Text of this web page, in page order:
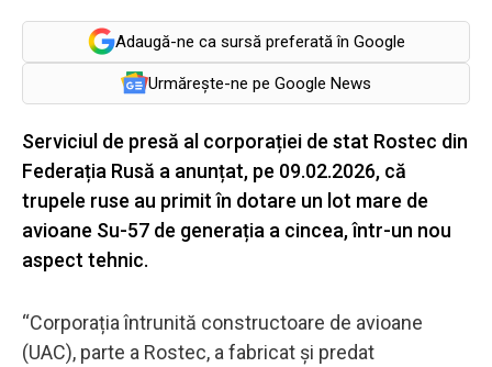
Adaugă-ne ca sursă preferată în Google
Urmărește-ne pe Google News
Serviciul de presă al corporației de stat Rostec din
Federația Rusă a anunțat, pe 09.02.2026, că
trupele ruse au primit în dotare un lot mare de
avioane Su-57 de generația a cincea, într-un nou
aspect tehnic.
“Corporația întrunită constructoare de avioane
(UAC), parte a Rostec, a fabricat și predat